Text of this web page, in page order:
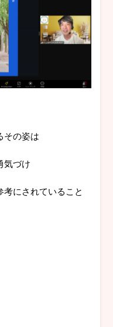
その姿は
気づけ
にされていること